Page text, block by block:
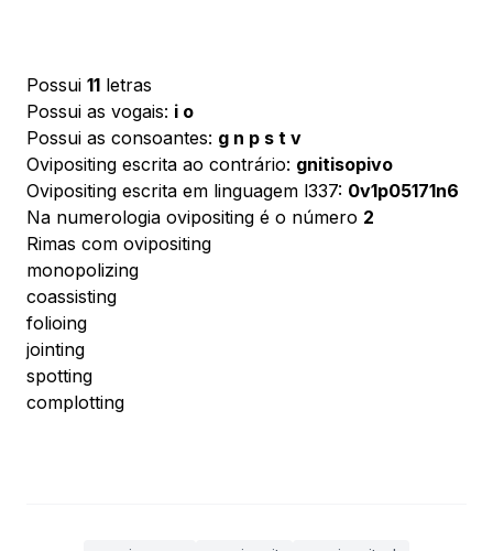
Possui 11 letras
Possui as vogais: i o
Possui as consoantes: g n p s t v
Ovipositing escrita ao contrário: gnitisopivo
Ovipositing escrita em linguagem l337: 0v1p05171n6
Na numerologia ovipositing é o número 2
Rimas com ovipositing
monopolizing
coassisting
folioing
jointing
spotting
complotting